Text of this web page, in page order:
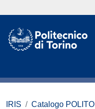
IRIS Catalogo POLITO